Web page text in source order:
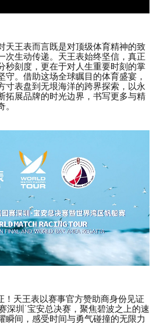
天王表而言既是对顶级体育精神的致
次生动传递。天王表始终坚信，真正
秒刻度，更在于对人生重要时刻的掌
守。借助这场全球瞩目的体育盛宴，
寸表盘到无垠海洋的跨界探索，以永
拓展品牌的时光边界，书写更多与精
。
！天王表以赛事官方赞助商身份见证
深圳 ˙宝安总决赛，聚焦碧波之上的速
瞬间，感受时间与勇气碰撞的无限力